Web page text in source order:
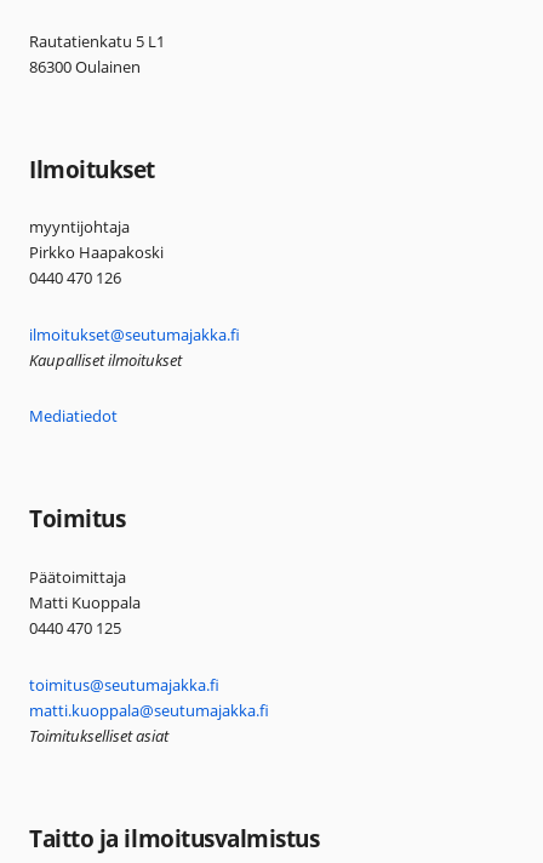
Rautatienkatu 5 L1
86300 Oulainen
Ilmoitukset
myyntijohtaja
Pirkko Haapakoski
0440 470 126
ilmoitukset@seutumajakka.fi
Kaupalliset ilmoitukset
Mediatiedot
Toimitus
Päätoimittaja
Matti Kuoppala
0440 470 125
toimitus@seutumajakka.fi
matti.kuoppala@seutumajakka.fi
Toimitukselliset asiat
Taitto ja ilmoitusvalmistus